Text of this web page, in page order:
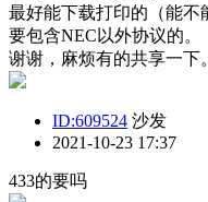
最好能下载打印的（能不
要包含NEC以外协议的。
谢谢，麻烦有的共享一下。
ID:609524 沙发
2021-10-23 17:37
433的要吗